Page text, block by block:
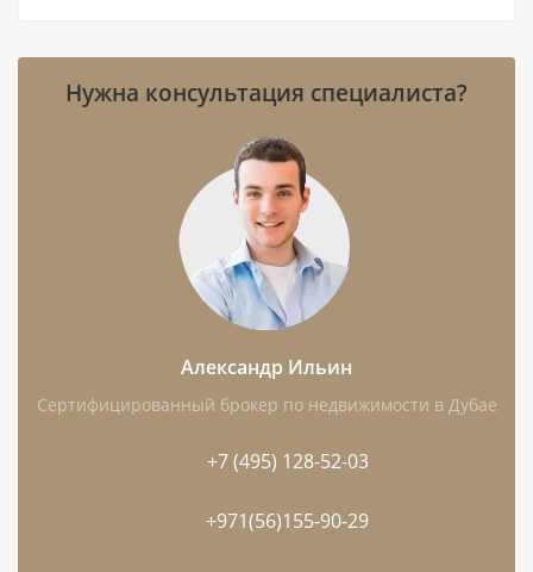
Metro Station.
Расстояния:до воды — 0,150 км, до
Девелопер:RAK Properties.
Особенности:частичная меблировка,
балкон, терраса, бассейн, лифт, парковка,
первая линия и пляжный формат.
Чем интересен этот лот
Студия площадью 71,3 м² подойдёт тем, кто
полноценным пространством для отдыха и
Нужна консультация специалиста?
Александр Ильин
Сертифицированный брокер по недвижимости в Дубае
+7 (495) 128-52-03
+971(56)155-90-29